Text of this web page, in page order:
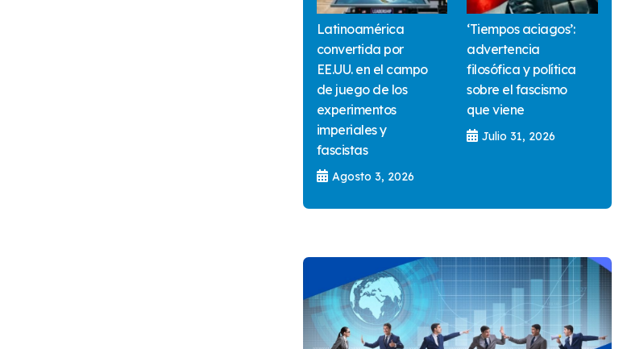
Latinoamérica
convertida por
EE.UU. en el campo
de juego de los
experimentos
imperiales y
fascistas
Agosto 3, 2026
‘Tiempos aciagos’:
advertencia
filosófica y política
sobre el fascismo
que viene
Julio 31, 2026